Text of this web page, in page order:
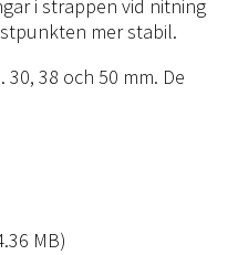
i strappen vid nitning
mer stabil.
38 och 50 mm. De
MB)